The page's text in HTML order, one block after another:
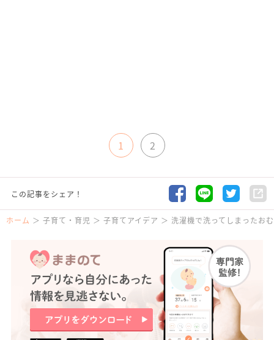
1 2
この記事をシェア！
ホーム 子育て・育児 子育てアイデア 洗濯機で洗ってしまったお